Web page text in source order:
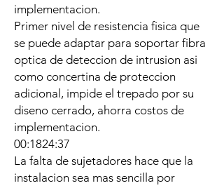
implementacion.
Primer nivel de resistencia fisica que
se puede adaptar para soportar fibra
optica de deteccion de intrusion asi
como concertina de proteccion
adicional, impide el trepado por su
diseno cerrado, ahorra costos de
implementacion.
00:1824:37
La falta de sujetadores hace que la
instalacion sea mas sencilla por